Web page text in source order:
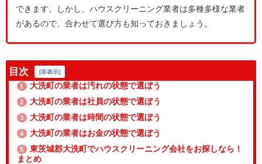
できます。しかし、ハウスクリーニング業者は多種多様な業者
があるので、合わせて選び方も知っておきましょう。
目次 [非表示]
1 大洗町の業者は汚れの状態で選ぼう
2 大洗町の業者は社員の状態で選ぼう
3 大洗町の業者は時間の状態で選ぼう
4 大洗町の業者はお金の状態で選ぼう
5
東茨城郡大洗町でハウスクリーニング会社をお探しなら！
まとめ